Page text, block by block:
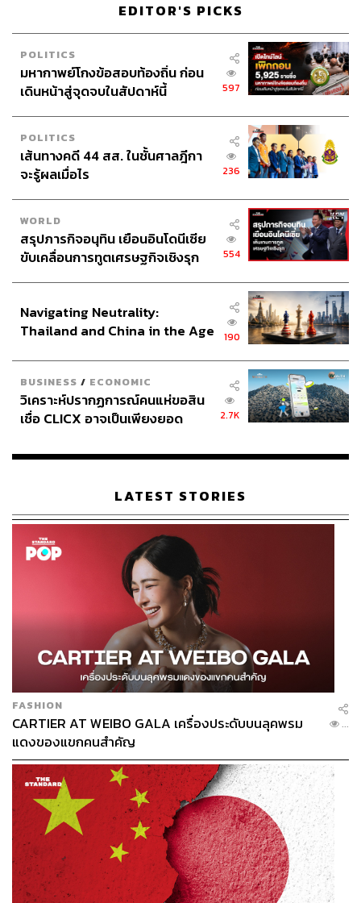
จะเริ่มทยอยรับมอบตั้งแต่ปลายปีหน้าเป็นต้นไป ใช้เวลาส่ง
มอบประมาณ 3-5 ปี เครื่องบินใหม่ 10 ลำนี้ส่วนใหญ่จะนำมา
ใช้ในเส้นทางบินเดิม เพื่อทดแทนเครื่องบินเก่าที่มีอยู่
นอกจากนี้ยังมีแผนระยะยาวในการจัดหาเครื่องบิน 20 ลำ
โดยเป็นเครื่องบินลำตัวแคบ (narrow-body) เช่น Airbus A320
หรือ Boeing 737 ซึ่ง Boeing 737 Max 7 มีกำหนดจะออกสู่
ตลาดในปีหน้า สำหรับการจัดหาจะเป็นการเช่าหรือซื้อยังไม่
สามารถระบุได้ อย่างไรก็ตาม เมื่อแผนนี้เสร็จสิ้นคาดว่าจะมี
สามารถติดตาม THE STANDARD WEALTH
ผ่านแอปพลิเคชันต่างๆ ที่คุณสะดวกหรือใช้งานอยู่แล้วได้เลย
TAGS: อู่ตะเภา Bangkok Airway
สนามบินตราด
บริษัท การบินกรุงเทพ จำกัด (มหาชน)
เครื่องบิน
ABOUT THE AUTHOR
ถนัดกิจ จันกิเสน
Content Creator ประจำกองบรรณาธิการ
THE STANDARD WEALTH ผู้เสพติดโลก
ธุรกิจ การตลาด เทคโนโลยี และชอบสำรวจ
โลกออฟไลน์และออนไลน์มาถอดรหัสความ
เคลื่อนไหวให้เป็นเรื่องเข้าใจง่าย สนุก และได้
EDITOR'S PICKS
POLITICS
มหากาพย์โกงข้อสอบท้องถิ่น ก่อน
เดินหน้าสู่จุดจบในสัปดาห์นี้
597
POLITICS
เส้นทางคดี 44 สส. ในชั้นศาลฎีกา
จะรู้ผลเมื่อไร
236
WORLD
สรุปภารกิจอนุทิน เยือนอินโดนีเซีย
ขับเคลื่อนการทูตเศรษฐกิจเชิงรุก
554
Navigating Neutrality:
Thailand and China in the Age
190
BUSINESS / ECONOMIC
วิเคราะห์ปรากฏการณ์คนแห่ขอสิน
เชื่อ CLICX อาจเป็นเพียงยอด
เรือนไทยที่ถูกซุกไว้
2.7K
LATEST STORIES
FASHION
CARTIER AT WEIBO GALA เครื่องประดับบนลุคพรม
แดงของแขกคนสำคัญ
...